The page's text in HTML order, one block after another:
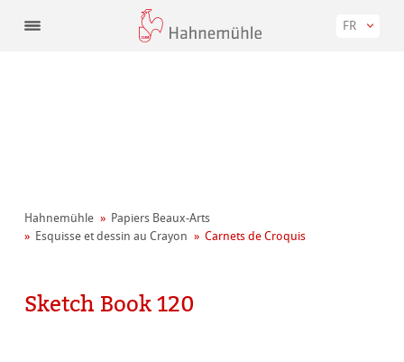
FR
Hahnemühle
Papiers Beaux-Arts
Esquisse et dessin au Crayon
Carnets de Croquis
Sketch Book 120